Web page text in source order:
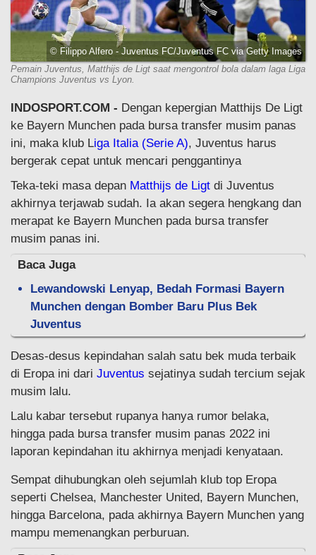
© Filippo Alfero - Juventus FC/Juventus FC via Getty Images
Pemain Juventus, Matthijs de Ligt saat mengontrol bola dalam laga Liga
Champions Juventus vs Lyon.
INDOSPORT.COM - Dengan kepergian Matthijs De Ligt
ke Bayern Munchen pada bursa transfer musim panas
ini, maka klub Liga Italia (Serie A), Juventus harus
bergerak cepat untuk mencari penggantinya
Teka-teki masa depan Matthijs de Ligt di Juventus
akhirnya terjawab sudah. Ia akan segera hengkang dan
merapat ke Bayern Munchen pada bursa transfer
musim panas ini.
Baca Juga
Lewandowski Lenyap, Bedah Formasi Bayern
Munchen dengan Bomber Baru Plus Bek
Juventus
Desas-desus kepindahan salah satu bek muda terbaik
di Eropa ini dari Juventus sejatinya sudah tercium sejak
musim lalu.
Lalu kabar tersebut rupanya hanya rumor belaka,
hingga pada bursa transfer musim panas 2022 ini
laporan kepindahan itu akhirnya menjadi kenyataan.
Sempat dihubungkan oleh sejumlah klub top Eropa
seperti Chelsea, Manchester United, Bayern Munchen,
hingga Barcelona, pada akhirnya Bayern Munchen yang
mampu memenangkan perburuan.